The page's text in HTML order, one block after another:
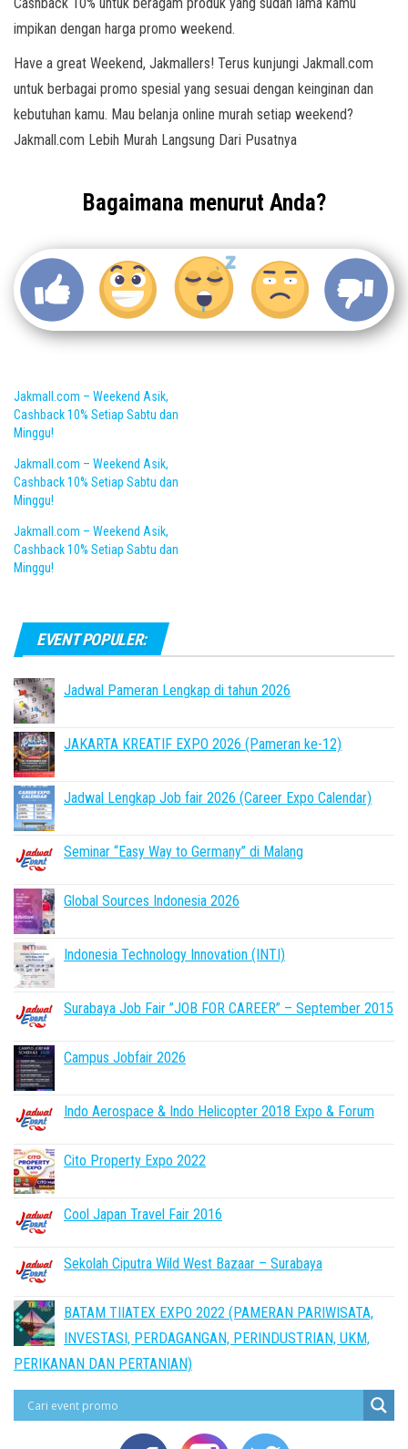
impikan dengan harga promo weekend.
Have a great Weekend, Jakmallers! Terus kunjungi Jakmall.com
untuk berbagai promo spesial yang sesuai dengan keinginan dan
kebutuhan kamu. Mau belanja online murah setiap weekend?
Jakmall.com Lebih Murah Langsung Dari Pusatnya
Bagaimana menurut Anda?
Jakmall.com – Weekend Asik,
Cashback 10% Setiap Sabtu dan
Minggu!
Jakmall.com – Weekend Asik,
Cashback 10% Setiap Sabtu dan
Minggu!
Jakmall.com – Weekend Asik,
Cashback 10% Setiap Sabtu dan
Minggu!
EVENT POPULER:
Jadwal Pameran Lengkap di tahun 2026
JAKARTA KREATIF EXPO 2026 (Pameran ke-12)
Jadwal Lengkap Job fair 2026 (Career Expo Calendar)
Seminar “Easy Way to Germany” di Malang
Global Sources Indonesia 2026
Indonesia Technology Innovation (INTI)
Surabaya Job Fair ”JOB FOR CAREER” – September 2015
Campus Jobfair 2026
Indo Aerospace & Indo Helicopter 2018 Expo & Forum
Cito Property Expo 2022
Cool Japan Travel Fair 2016
Sekolah Ciputra Wild West Bazaar – Surabaya
BATAM TIIATEX EXPO 2022 (PAMERAN PARIWISATA,
INVESTASI, PERDAGANGAN, PERINDUSTRIAN, UKM,
PERIKANAN DAN PERTANIAN)